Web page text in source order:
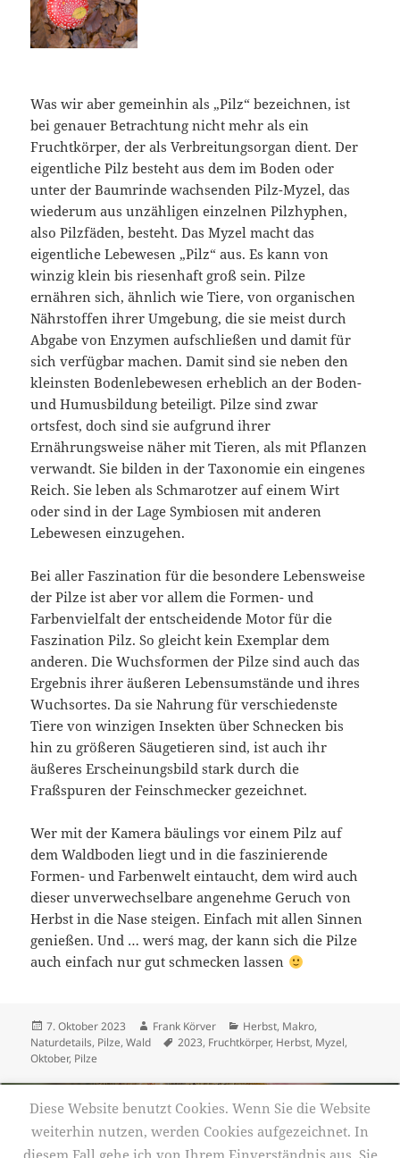
Was wir aber gemeinhin als „Pilz“ bezeichnen, ist
bei genauer Betrachtung nicht mehr als ein
Fruchtkörper, der als Verbreitungsorgan dient. Der
eigentliche Pilz besteht aus dem im Boden oder
unter der Baumrinde wachsenden Pilz-Myzel, das
wiederum aus unzähligen einzelnen Pilzhyphen,
also Pilzfäden, besteht. Das Myzel macht das
eigentliche Lebewesen „Pilz“ aus. Es kann von
winzig klein bis riesenhaft groß sein. Pilze
ernähren sich, ähnlich wie Tiere, von organischen
Nährstoffen ihrer Umgebung, die sie meist durch
Abgabe von Enzymen aufschließen und damit für
sich verfügbar machen. Damit sind sie neben den
kleinsten Bodenlebewesen erheblich an der Boden-
und Humusbildung beteiligt. Pilze sind zwar
ortsfest, doch sind sie aufgrund ihrer
Ernährungsweise näher mit Tieren, als mit Pflanzen
verwandt. Sie bilden in der Taxonomie ein eingenes
Reich. Sie leben als Schmarotzer auf einem Wirt
oder sind in der Lage Symbiosen mit anderen
Lebewesen einzugehen.
Bei aller Faszination für die besondere Lebensweise
der Pilze ist aber vor allem die Formen- und
Farbenvielfalt der entscheidende Motor für die
Faszination Pilz. So gleicht kein Exemplar dem
anderen. Die Wuchsformen der Pilze sind auch das
Ergebnis ihrer äußeren Lebensumstände und ihres
Wuchsortes. Da sie Nahrung für verschiedenste
Tiere von winzigen Insekten über Schnecken bis
hin zu größeren Säugetieren sind, ist auch ihr
äußeres Erscheinungsbild stark durch die
Fraßspuren der Feinschmecker gezeichnet.
Wer mit der Kamera bäulings vor einem Pilz auf
dem Waldboden liegt und in die faszinierende
Formen- und Farbenwelt eintaucht, dem wird auch
dieser unverwechselbare angenehme Geruch von
Herbst in die Nase steigen. Einfach mit allen Sinnen
genießen. Und … wer´s mag, der kann sich die Pilze
auch einfach nur gut schmecken lassen
Veröffentlicht
am
7. Oktober 2023 Autor
Frank Körver Kategorien
Herbst, Makro,
Naturdetails, Pilze,Wald Schlagwörter
2023, Fruchtkörper, Herbst, Myzel,
Oktober, Pilze
Navigation
ZURÜCK
Vorheriger
Beitrag:
Galerie 252 – Pilzzeit
Diese Website benutzt Cookies. Wenn Sie die Website
weiterhin nutzen, werden Cookies aufgezeichnet. In